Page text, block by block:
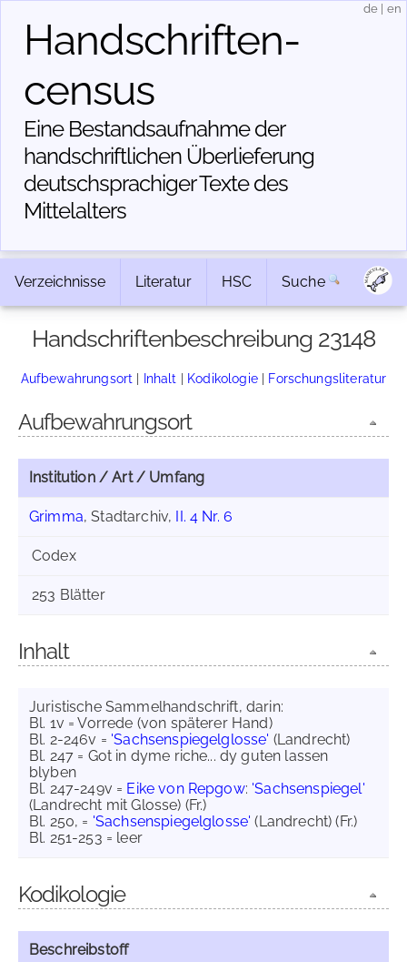
Handschriften­
census
Eine Bestandsaufnahme der
handschriftlichen Über­lieferung
deutschsprachiger Texte des
Mittelalters
de en
Verzeichnisse Literatur HSC Suche
Handschriftenbeschreibung 23148
Aufbewahrungsort | Inhalt | Kodikologie| Forschungsliteratur
Aufbewahrungsort
Institution / Art / Umfang
Grimma, Stadtarchiv, II. 4 Nr. 6
Codex
253 Blätter
Inhalt
Juristische Sammelhandschrift, darin:
Bl. 1v = Vorrede (von späterer Hand)
Bl. 2-246v = 'Sachsenspiegelglosse' (Landrecht)
Bl. 247 = Got in dyme riche... dy guten lassen
blyben
Bl. 247-249v = Eike von Repgow: 'Sachsenspiegel'
(Landrecht mit Glosse) (Fr.)
Bl. 250, = 'Sachsenspiegelglosse' (Landrecht) (Fr.)
Bl. 251-253 = leer
Kodikologie
Beschreibstoff